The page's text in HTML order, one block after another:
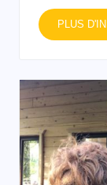
PLUS